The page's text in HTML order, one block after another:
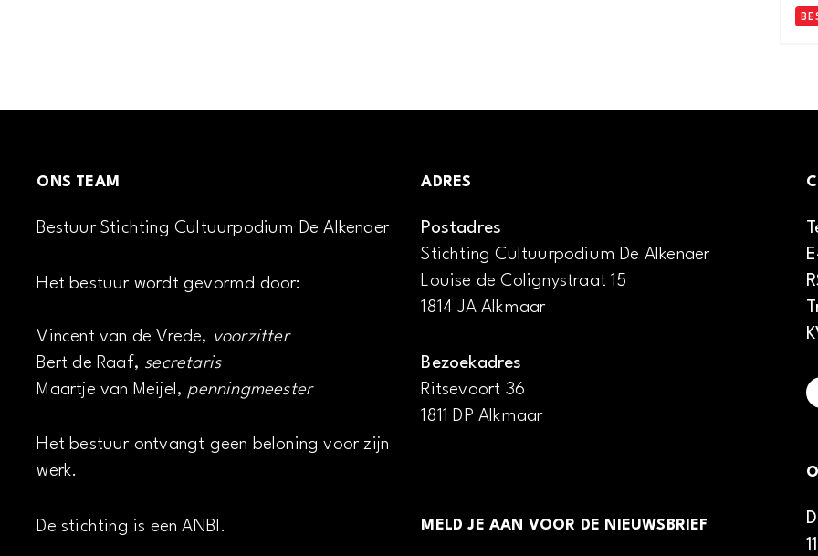
ONS TEAM
Bestuur Stichting Cultuurpodium De Alkenaer
Het bestuur wordt gevormd door:
Vincent van de Vrede, voorzitter
Bert de Raaf, secretaris
Maartje van Meijel, penningmeester
Het bestuur ontvangt geen beloning voor zijn
werk.
De stichting is een ANBI.
ADRES
Postadres
Stichting Cultuurpodium De Alkenaer
Louise de Colignystraat 15
1814 JA Alkmaar
Bezoekadres
Ritsevoort 36
1811 DP Alkmaar
MELD JE AAN VOOR DE NIEUWSBRIEF